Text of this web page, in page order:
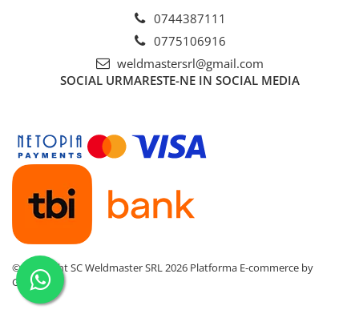
0744387111
0775106916
weldmastersrl@gmail.com
SOCIAL URMARESTE-NE IN SOCIAL MEDIA
©Copyright SC Weldmaster SRL 2026 Platforma E-commerce by
Gomag